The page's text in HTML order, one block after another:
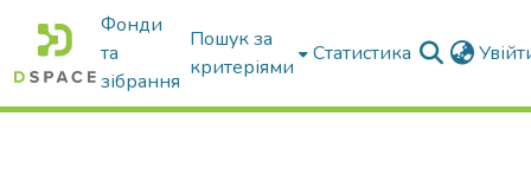
Фонди
та
зібрання
Пошук за
критеріями
Статистика